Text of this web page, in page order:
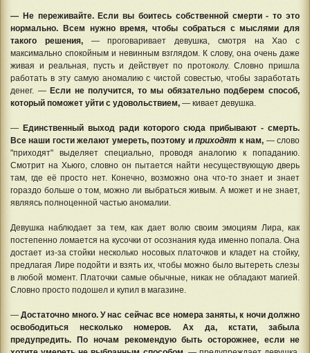
— Не переживайте. Если вы боитесь собственной смерти - то это
нормально. Всем нужно время, чтобы собраться с мыслями для
такого решения, — проговаривает девушка, смотря на Хао с
максимально спокойным и невинным взглядом. К слову, она очень даже
живая и реальная, пусть и действует по протоколу. Словно пришла
работать в эту самую аномалию с чистой совестью, чтобы заработать
денег. — Если не получится, то мы обязательно подберем способ,
который поможет уйти с удовольствием, — кивает девушка.
— Единственный выход ради которого сюда прибывают - смерть.
Все наши гости желают умереть, поэтому иприходят к нам, — слово
"приходят" выделяет специально, проводя аналогию к попаданию.
Смотрит на Хьюго, словно он пытается найти несуществующую дверь
там, где её просто нет. Конечно, возможно она что-то знает и знает
гораздо больше о том, можно ли выбраться живым. А может и не знает,
являясь полноценной частью аномалии.
Девушка наблюдает за тем, как дает волю своим эмоциям Лира, как
постепенно ломается на кусочки от осознания куда именно попала. Она
достает из-за стойки несколько носовых платочков и кладет на стойку,
предлагая Лире подойти и взять их, чтобы можно было вытереть слезы
в любой момент. Платочки самые обычные, никак не обладают магией.
Словно просто подошел и купил в магазине.
— Достаточно много. У нас сейчас все номера заняты, к ночи должно
освободиться несколько номеров. Ах да, кстати, забыла
предупредить. По ночам рекомендую быть осторожнее, если не